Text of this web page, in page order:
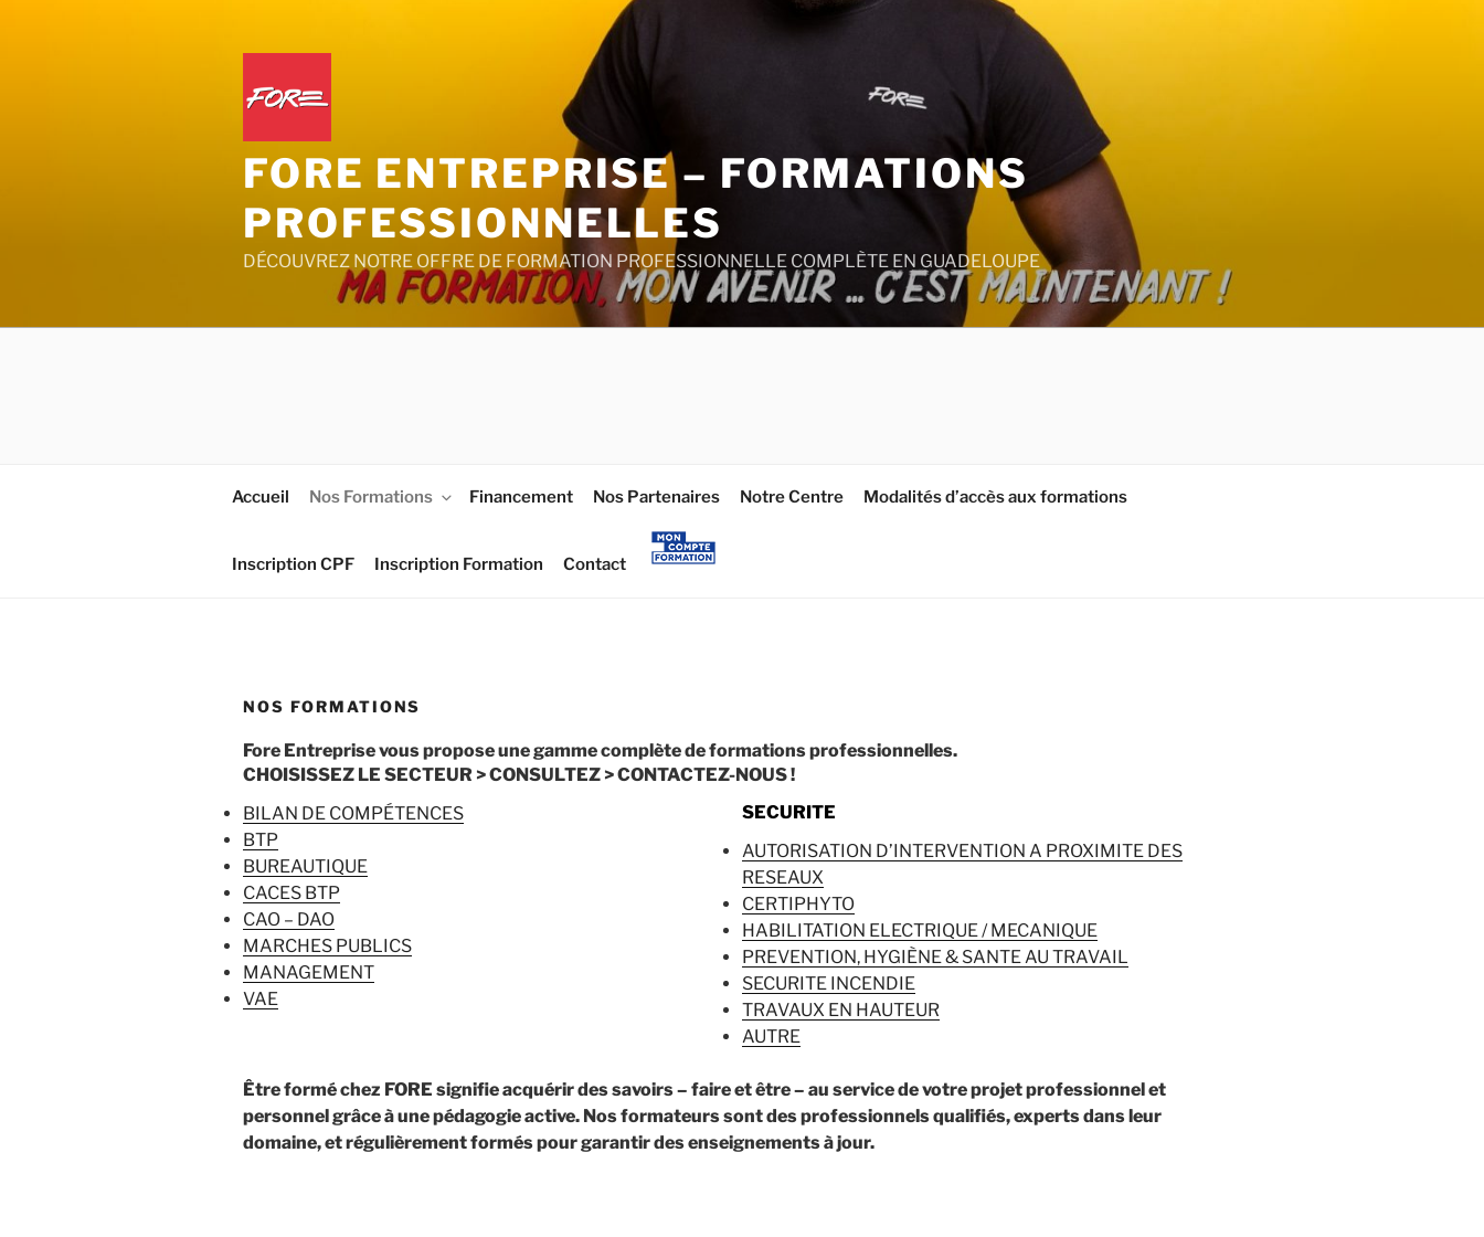
FORE ENTREPRISE – FORMATIONS
PROFESSIONNELLES
DÉCOUVREZ NOTRE OFFRE DE FORMATION PROFESSIONNELLE COMPLÈTE EN GUADELOUPE
Accueil Nos Formations Financement Nos Partenaires Notre Centre Modalités d’accès aux formations
Inscription CPF Inscription Formation Contact
NOS FORMATIONS
Fore Entreprise vous propose une gamme complète de formations professionnelles.
CHOISISSEZ LE SECTEUR > CONSULTEZ > CONTACTEZ-NOUS !
BILAN DE COMPÉTENCES
BTP
BUREAUTIQUE
CACES BTP
CAO – DAO
MARCHES PUBLICS
MANAGEMENT
VAE
SECURITE
AUTORISATION D’INTERVENTION A PROXIMITE DES
RESEAUX
CERTIPHYTO
HABILITATION ELECTRIQUE / MECANIQUE
PREVENTION, HYGIÈNE & SANTE AU TRAVAIL
SECURITE INCENDIE
TRAVAUX EN HAUTEUR
AUTRE
Être formé chez FORE signifie acquérir des savoirs – faire et être – au service de votre projet professionnel et
personnel grâce à une pédagogie active. Nos formateurs sont des professionnels qualifiés, experts dans leur
domaine, et régulièrement formés pour garantir des enseignements à jour.